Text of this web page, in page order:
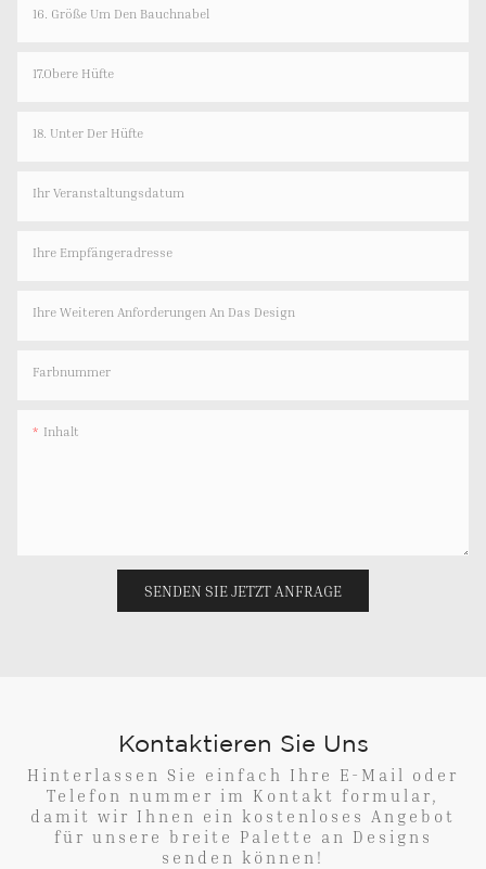
16. Größe Um Den Bauchnabel
17.Obere Hüfte
18. Unter Der Hüfte
Ihr Veranstaltungsdatum
Ihre Empfängeradresse
Ihre Weiteren Anforderungen An Das Design
Farbnummer
Inhalt
SENDEN SIE JETZT ANFRAGE
Kontaktieren Sie Uns
Hinterlassen Sie einfach Ihre E-Mail oder
Telefon nummer im Kontakt formular,
damit wir Ihnen ein kostenloses Angebot
für unsere breite Palette an Designs
senden können!